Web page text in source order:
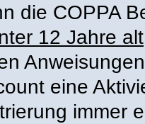
die COPPA
12 Jahre alt
eine
immer